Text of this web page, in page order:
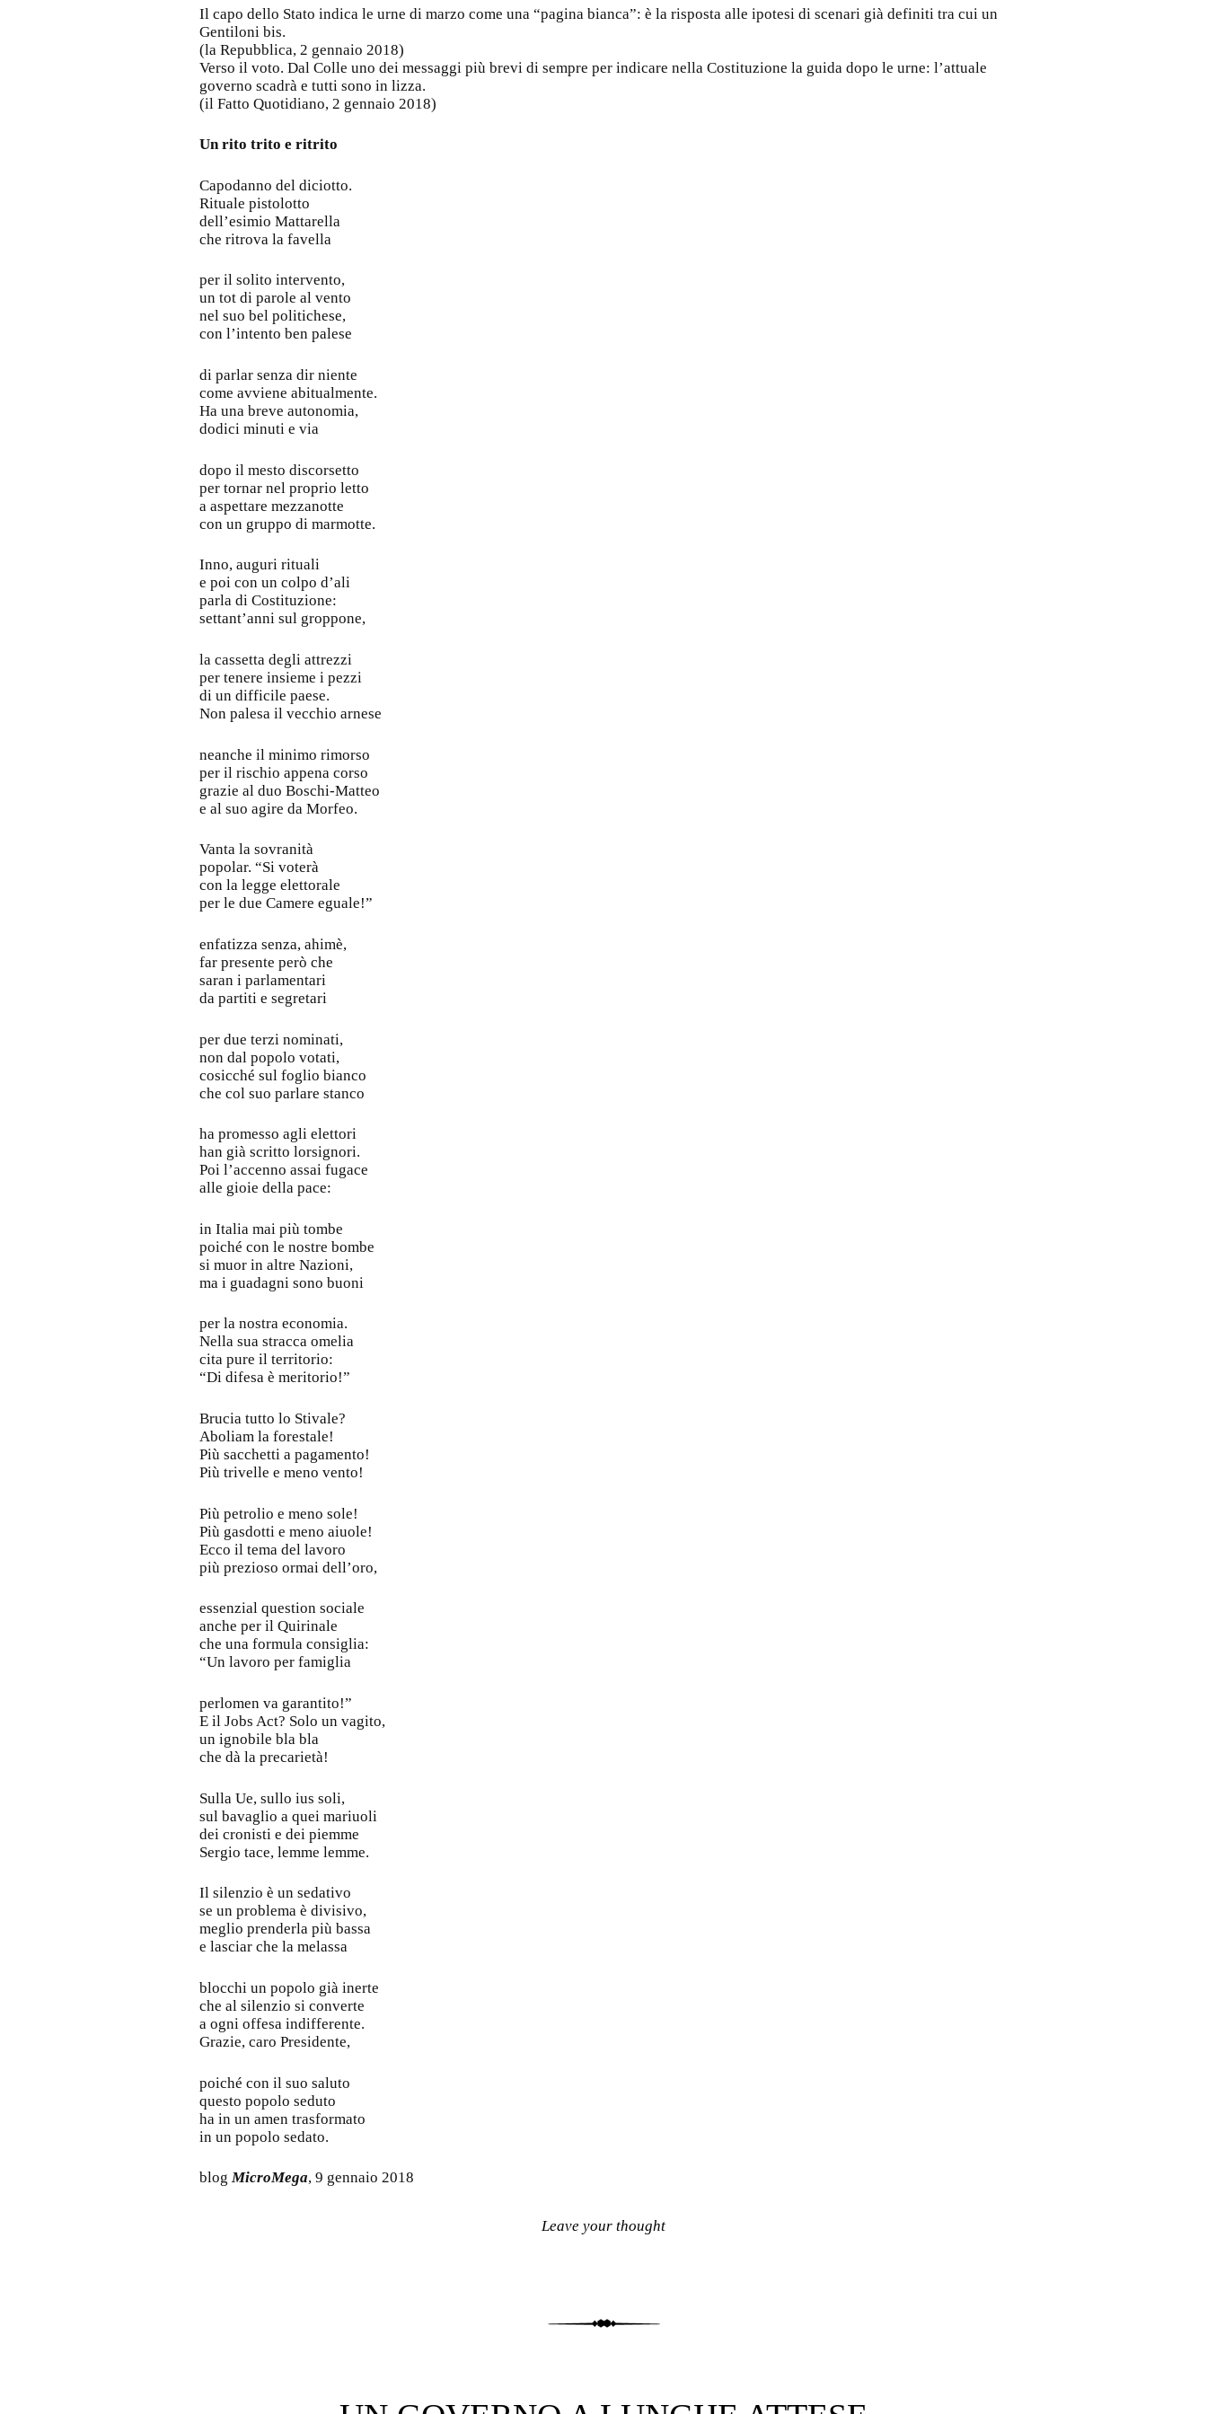
Il capo dello Stato indica le urne di marzo come una “pagina bianca”: è la risposta alle ipotesi di scenari già definiti tra cui un
Gentiloni bis.
(la Repubblica, 2 gennaio 2018)
Verso il voto. Dal Colle uno dei messaggi più brevi di sempre per indicare nella Costituzione la guida dopo le urne: l’attuale
governo scadrà e tutti sono in lizza.
(il Fatto Quotidiano, 2 gennaio 2018)
Un rito trito e ritrito
Capodanno del diciotto.
Rituale pistolotto
dell’esimio Mattarella
che ritrova la favella
per il solito intervento,
un tot di parole al vento
nel suo bel politichese,
con l’intento ben palese
di parlar senza dir niente
come avviene abitualmente.
Ha una breve autonomia,
dodici minuti e via
dopo il mesto discorsetto
per tornar nel proprio letto
a aspettare mezzanotte
con un gruppo di marmotte.
Inno, auguri rituali
e poi con un colpo d’ali
parla di Costituzione:
settant’anni sul groppone,
la cassetta degli attrezzi
per tenere insieme i pezzi
di un difficile paese.
Non palesa il vecchio arnese
neanche il minimo rimorso
per il rischio appena corso
grazie al duo Boschi-Matteo
e al suo agire da Morfeo.
Vanta la sovranità
popolar. “Si voterà
con la legge elettorale
per le due Camere eguale!”
enfatizza senza, ahimè,
far presente però che
saran i parlamentari
da partiti e segretari
per due terzi nominati,
non dal popolo votati,
cosicché sul foglio bianco
che col suo parlare stanco
ha promesso agli elettori
han già scritto lorsignori.
Poi l’accenno assai fugace
alle gioie della pace:
in Italia mai più tombe
poiché con le nostre bombe
si muor in altre Nazioni,
ma i guadagni sono buoni
per la nostra economia.
Nella sua stracca omelia
cita pure il territorio:
“Di difesa è meritorio!”
Brucia tutto lo Stivale?
Aboliam la forestale!
Più sacchetti a pagamento!
Più trivelle e meno vento!
Più petrolio e meno sole!
Più gasdotti e meno aiuole!
Ecco il tema del lavoro
più prezioso ormai dell’oro,
essenzial question sociale
anche per il Quirinale
che una formula consiglia:
“Un lavoro per famiglia
perlomen va garantito!”
E il Jobs Act? Solo un vagito,
un ignobile bla bla
che dà la precarietà!
Sulla Ue, sullo ius soli,
sul bavaglio a quei mariuoli
dei cronisti e dei piemme
Sergio tace, lemme lemme.
Il silenzio è un sedativo
se un problema è divisivo,
meglio prenderla più bassa
e lasciar che la melassa
blocchi un popolo già inerte
che al silenzio si converte
a ogni offesa indifferente.
Grazie, caro Presidente,
poiché con il suo saluto
questo popolo seduto
ha in un amen trasformato
in un popolo sedato.
blogMicroMega, 9 gennaio 2018
Leave your thought